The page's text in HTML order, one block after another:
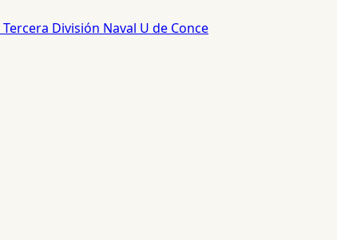
Tercera División Naval U de Conce